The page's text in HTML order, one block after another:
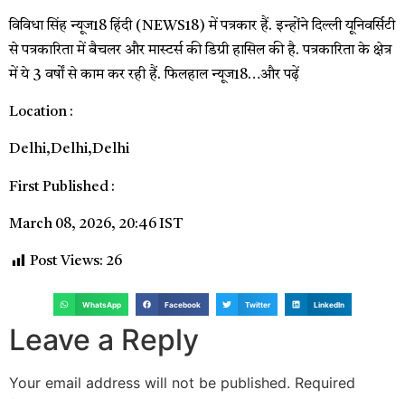
विविधा सिंह न्यूज18 हिंदी (NEWS18) में पत्रकार हैं. इन्होंने दिल्ली यूनिवर्सिटी
से पत्रकारिता में बैचलर और मास्टर्स की डिग्री हासिल की है. पत्रकारिता के क्षेत्र
में ये 3 वर्षों से काम कर रही हैं. फिलहाल न्यूज18…और पढ़ें
Location :
Delhi,Delhi,Delhi
First Published :
March 08, 2026, 20:46 IST
Post Views: 26
WhatsApp Facebook Twitter LinkedIn
Leave a Reply
Your email address will not be published. Required